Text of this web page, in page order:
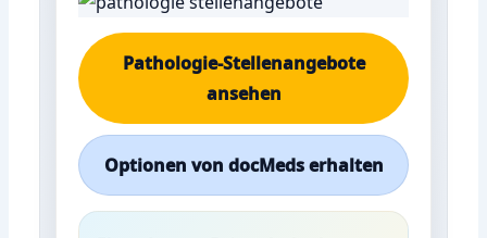
Pathologie-Stellenangebote
ansehen
Optionen von docMeds erhalten